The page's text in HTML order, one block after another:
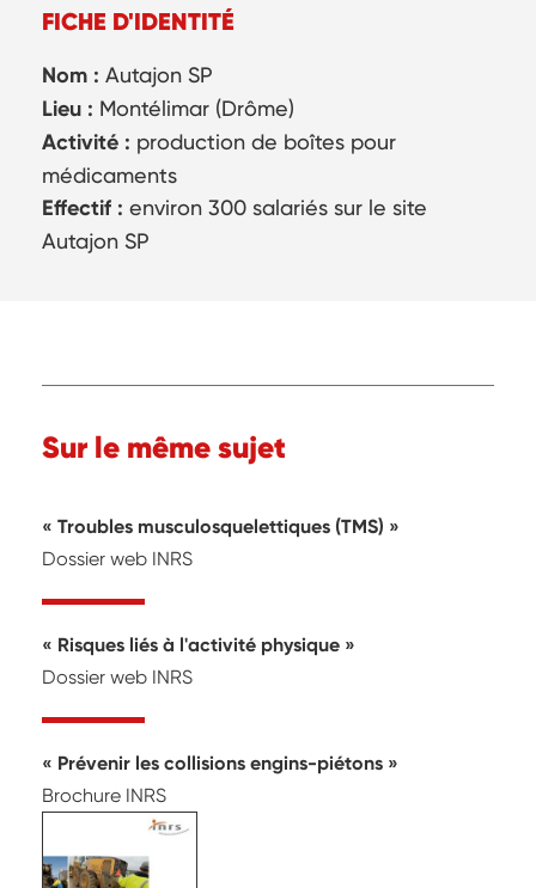
FICHE D'IDENTITÉ
Nom : Autajon SP
Lieu : Montélimar (Drôme)
Activité : production de boîtes pour
médicaments
Effectif : environ 300 salariés sur le site
Autajon SP
Sur le même sujet
Troubles musculosquelettiques (TMS)
Dossier web INRS
Risques liés à l'activité physique
Dossier web INRS
Prévenir les collisions engins-piétons
Brochure INRS